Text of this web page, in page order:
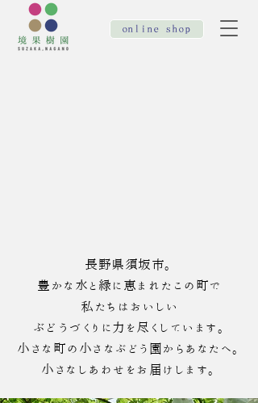
online shop
​長野県須坂市。
豊かな水と緑に恵まれたこの町で
私たちはおいしい
ぶどう づくりに力を尽くしています。
小さな町の小さなぶどう園からあなたへ。
小さなしあわせをお届けします。